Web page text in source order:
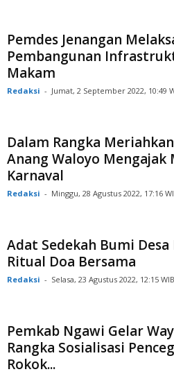
Pemdes Jenangan
Pembangunan
Makam
Redaksi - Jumat, 2 September 2022, 10:49
Dalam Rangka
Anang Waloyo Mengajak
Karnaval
Redaksi - Minggu, 28 Agustus 2022, 17:16
Adat Sedekah Bumi
Ritual Doa Bersama
Redaksi - Selasa, 23 Agustus 2022, 12:15 WIB
Pemkab Ngawi Gelar
Rangka Sosialisasi
Rokok...